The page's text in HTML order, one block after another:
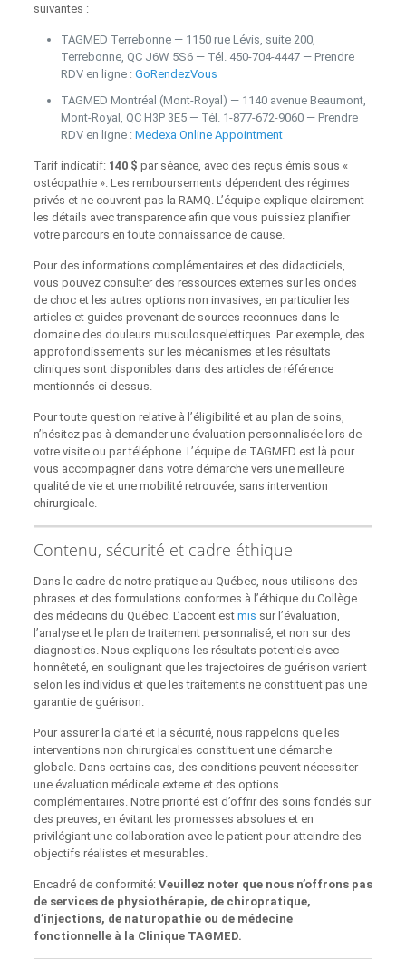
suivantes :
TAGMED Terrebonne — 1150 rue Lévis, suite 200,
Terrebonne, QC J6W 5S6 — Tél. 450‑704‑4447 — Prendre
RDV en ligne : GoRendezVous
TAGMED Montréal (Mont-Royal) — 1140 avenue Beaumont,
Mont-Royal, QC H3P 3E5 — Tél. 1‑877‑672‑9060 — Prendre
RDV en ligne : Medexa Online Appointment
Tarif indicatif: 140 $ par séance, avec des reçus émis sous «
ostéopathie ». Les remboursements dépendent des régimes
privés et ne couvrent pas la RAMQ. L’équipe explique clairement
les détails avec transparence afin que vous puissiez planifier
votre parcours en toute connaissance de cause.
Pour des informations complémentaires et des didacticiels,
vous pouvez consulter des ressources externes sur les ondes
de choc et les autres options non invasives, en particulier les
articles et guides provenant de sources reconnues dans le
domaine des douleurs musculosquelettiques. Par exemple, des
approfondissements sur les mécanismes et les résultats
cliniques sont disponibles dans des articles de référence
mentionnés ci-dessus.
Pour toute question relative à l’éligibilité et au plan de soins,
n’hésitez pas à demander une évaluation personnalisée lors de
votre visite ou par téléphone. L’équipe de TAGMED est là pour
vous accompagner dans votre démarche vers une meilleure
qualité de vie et une mobilité retrouvée, sans intervention
chirurgicale.
Contenu, sécurité et cadre éthique
Dans le cadre de notre pratique au Québec, nous utilisons des
phrases et des formulations conformes à l’éthique du Collège
des médecins du Québec. L’accent est mis sur l’évaluation,
l’analyse et le plan de traitement personnalisé, et non sur des
diagnostics. Nous expliquons les résultats potentiels avec
honnêteté, en soulignant que les trajectoires de guérison varient
selon les individus et que les traitements ne constituent pas une
garantie de guérison.
Pour assurer la clarté et la sécurité, nous rappelons que les
interventions non chirurgicales constituent une démarche
globale. Dans certains cas, des conditions peuvent nécessiter
une évaluation médicale externe et des options
complémentaires. Notre priorité est d’offrir des soins fondés sur
des preuves, en évitant les promesses absolues et en
privilégiant une collaboration avec le patient pour atteindre des
objectifs réalistes et mesurables.
Encadré de conformité: Veuillez noter que nous n’offrons pas
de services de physiothérapie, de chiropratique,
d’injections, de naturopathie ou de médecine
fonctionnelle à la Clinique TAGMED.